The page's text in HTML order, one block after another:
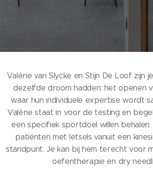
.
Valérie van Slycke en Stijn De Loof zijn
dezelfde droom hadden: het openen
waar hun individuele expertise wordt
Valérie staat in voor de testing en
een specifiek sportdoel willen
patiënten met letsels vanuit een
standpunt. Je kan bij hem terecht voor
oefentherapie en dry